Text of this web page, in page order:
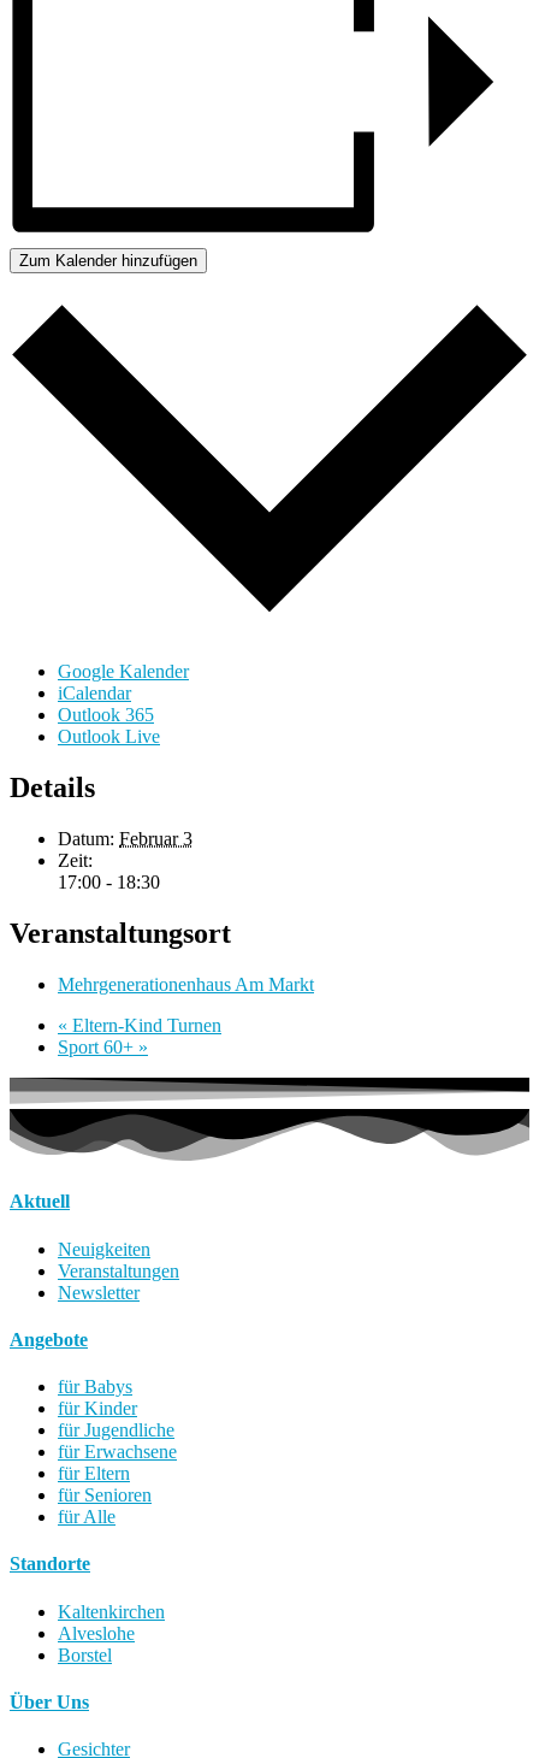
Zum Kalender hinzufügen
Google Kalender
iCalendar
Outlook 365
Outlook Live
Details
Datum: Februar 3
Zeit:
17:00 - 18:30
Veranstaltungsort
Mehrgenerationenhaus Am Markt
« Eltern-Kind Turnen
Sport 60+ »
Aktuell
Neuigkeiten
Veranstaltungen
Newsletter
Angebote
für Babys
für Kinder
für Jugendliche
für Erwachsene
für Eltern
für Senioren
für Alle
Standorte
Kaltenkirchen
Alveslohe
Borstel
Über Uns
Gesichter